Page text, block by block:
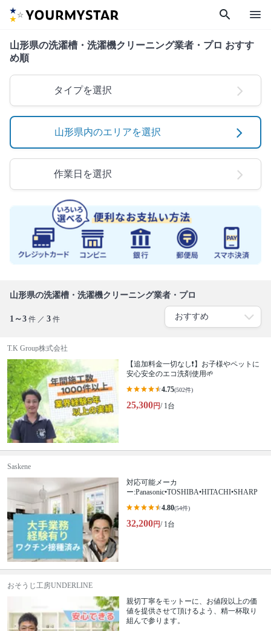
search menu
山形県の洗濯槽・洗濯機クリーニング業者・プロ おすす
め順
タイプを選択
山形県内のエリアを選択
作業日を選択
山形県の洗濯槽・洗濯機クリーニング業者・プロ
1～3 件 ／ 3 件
T.K Group株式会社
【追加料金一切なし❗️】お子様やペットに
安心安全のエコ洗剤使用🌱
4.75(502件)
25,300円/ 1台
Saskene
対応可能メーカ
ー:Panasonic•TOSHIBA•HITACHI•SHARP
4.80(54件)
32,200円/ 1台
おそうじ工房UNDERLINE
親切丁寧をモットーに、お値段以上の価
値を提供させて頂けるよう、精一杯取り
組んで参ります。